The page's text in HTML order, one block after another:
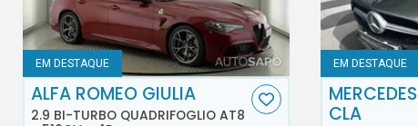
EM DESTAQUE
ALFA ROMEO GIULIA
2.9 BI-TURBO QUADRIFOGLIO AT8
EM DESTAQUE
CLA